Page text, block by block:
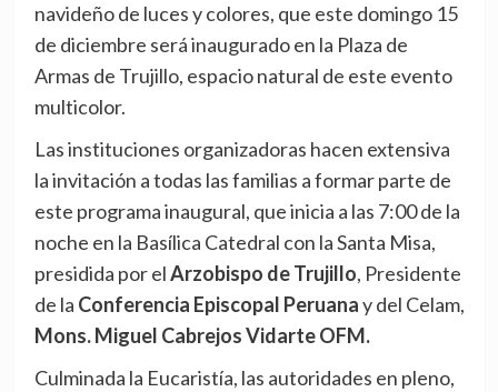
navideño de luces y colores, que este domingo 15
de diciembre será inaugurado en la Plaza de
Armas de Trujillo, espacio natural de este evento
multicolor.
Las instituciones organizadoras hacen extensiva
la invitación a todas las familias a formar parte de
este programa inaugural, que inicia a las 7:00 de la
noche en la Basílica Catedral con la Santa Misa,
presidida por elArzobispo de Trujillo, Presidente
de la Conferencia Episcopal Peruanay del Celam,
Mons. Miguel Cabrejos Vidarte OFM.
Culminada la Eucaristía, las autoridades en pleno,